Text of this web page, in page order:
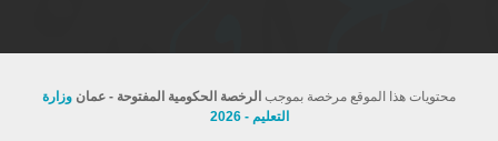
محتويات هذا الموقع مرخصة بموجب الرخصة الحكومية المفتوحة - عمان وزارة
التعليم - 2026